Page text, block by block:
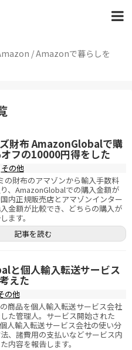
/ Amazonで暮らしを
財布 AmazonGlobalで購
フの10000円得をした
その他
の財布のアマゾンから輸入手数料
、AmazonGlobalでの購入金額が
内正規販売店とアマゾンインター
金額が比較でき、どちらの購入が
ます。
記事を読む
と個人輸入転送サービス
えた
の他
商品を個人輸入転送サービス会社
た管理人。サービス開始された
人輸入転送サービス会社の使い分
、諸費用の支払いなどサービス内
内容を報告します。